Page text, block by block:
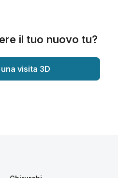
il tuo nuovo tu?
visita 3D